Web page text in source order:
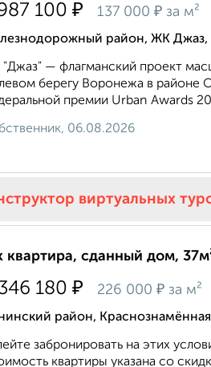
100 ₽ 137 000 ₽ за м²
район, ЖК Джаз,
— флагманский проект
берегу Воронежа в районе
премии Urban Awards
06.08.2026
виртуальных
квартира, сданный дом,
180 ₽ 226 000 ₽ за м²
район,
забронировать на этих
квартиры указана со